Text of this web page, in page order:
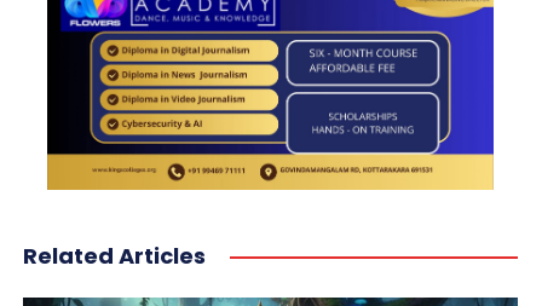
Related Articles